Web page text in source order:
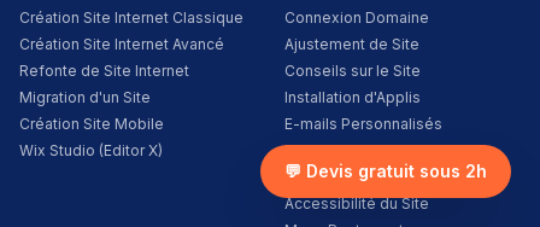
Création Site Internet Classique
Création Site Internet Avancé
Refonte de Site Internet
Migration d'un Site
Création Site Mobile
Wix Studio (Editor X)
Connexion Domaine
Ajustement de Site
Conseils sur le Site
Installation d'Applis
E-mails Personnalisés
Pixel Facebook
Google Analytics
Accessibilité du Site
💬 Devis gratuit sous 2h